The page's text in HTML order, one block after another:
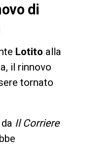
di
Lotito alla
il rinnovo
tornato
Il Corriere